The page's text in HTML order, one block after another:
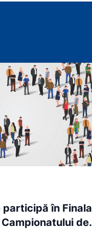
în Finala
Campionatului de